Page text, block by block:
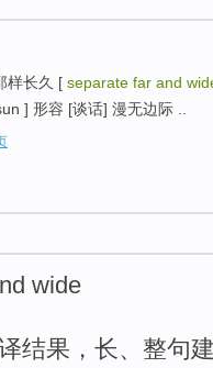
样长久 [ separate far and
] 形容 [谈话] 漫无边际 ..
wide
结果，长、整句